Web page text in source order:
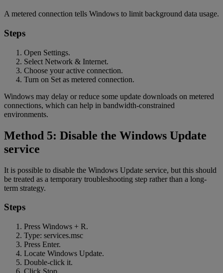
A metered connection tells Windows to limit background data usage.
Steps
Open Settings.
Select Network & Internet.
Choose your active connection.
Turn on Set as metered connection.
Windows may delay or reduce some update downloads on metered
connections, which can help in bandwidth-constrained
environments.
Method 5: Disable the Windows Update
service
It is possible to disable the Windows Update service, but this should
be treated as a temporary troubleshooting step rather than a long-
term strategy.
Steps
Press Windows + R.
Type: services.msc
Press Enter.
Locate Windows Update.
Double-click it.
Click Stop.